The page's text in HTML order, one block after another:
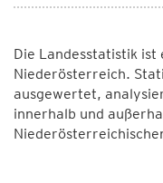
Die Landesstatistik ist
Niederösterreich.
ausgewertet,
innerhalb und